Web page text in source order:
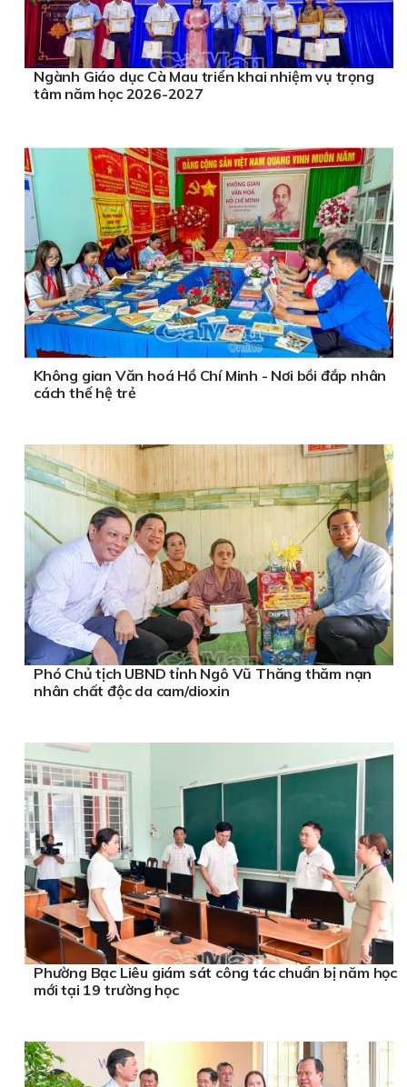
Ngành Giáo dục Cà Mau triển khai nhiệm vụ trọng
tâm năm học 2026-2027
Không gian Văn hoá Hồ Chí Minh - Nơi bồi đắp nhân
cách thế hệ trẻ
Phó Chủ tịch UBND tỉnh Ngô Vũ Thăng thăm nạn
nhân chất độc da cam/dioxin
Phường Bạc Liêu giám sát công tác chuẩn bị năm học
mới tại 19 trường học